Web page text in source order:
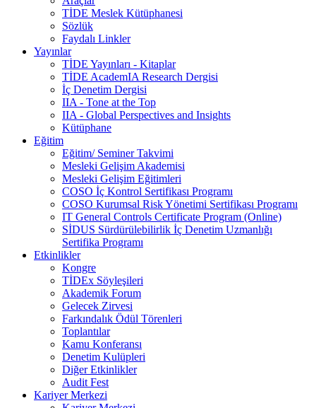
TİDE Meslek Kütüphanesi
Sözlük
Faydalı Linkler
Yayınlar
TİDE Yayınları - Kitaplar
TİDE AcademIA Research Dergisi
İç Denetim Dergisi
IIA - Tone at the Top
IIA - Global Perspectives and Insights
Kütüphane
Eğitim
Eğitim/ Seminer Takvimi
Mesleki Gelişim Akademisi
Mesleki Gelişim Eğitimleri
COSO İç Kontrol Sertifikası Programı
COSO Kurumsal Risk Yönetimi Sertifikası Programı
IT General Controls Certificate Program (Online)
SİDUS Sürdürülebilirlik İç Denetim Uzmanlığı
Sertifika Programı
Etkinlikler
Kongre
TİDEx Söyleşileri
Akademik Forum
Gelecek Zirvesi
Farkındalık Ödül Törenleri
Toplantılar
Kamu Konferansı
Denetim Kulüpleri
Diğer Etkinlikler
Audit Fest
Kariyer Merkezi